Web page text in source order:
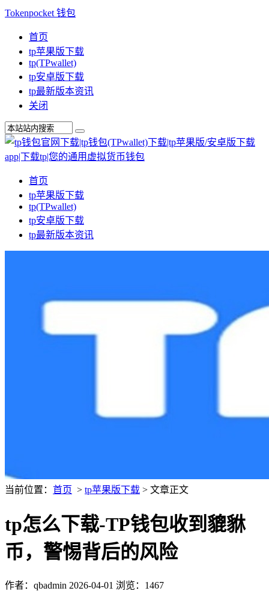
Tokenpocket 钱包
首页
tp苹果版下载
tp(TPwallet)
tp安卓版下载
tp最新版本资讯
关闭
首页
tp苹果版下载
tp(TPwallet)
tp安卓版下载
tp最新版本资讯
当前位置： 首页 > tp苹果版下载 > 文章正文
tp怎么下载-TP钱包收到貔貅
币，警惕背后的风险
作者：qbadmin 2026-04-01 浏览：1467